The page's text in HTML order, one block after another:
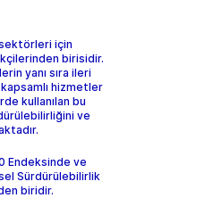
için
birisidir.
yanı sıra ileri
hizmetler
kullanılan bu
ve
Endeksinde ve
Sürdürülebilirlik
biridir.